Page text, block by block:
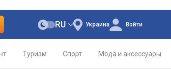
Украина
RU Войти
Туризм Спорт Мода и аксессуары